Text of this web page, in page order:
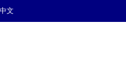
中文
การเรียนรู้